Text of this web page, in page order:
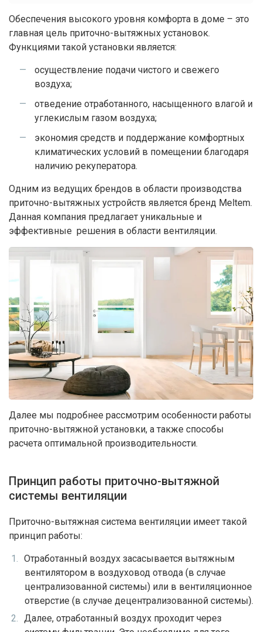
Обеспечения высокого уровня комфорта в доме – это
главная цель приточно-вытяжных установок.
Функциями такой установки является:
осуществление подачи чистого и свежего
воздуха;
отведение отработанного, насыщенного влагой и
углекислым газом воздуха;
экономия средств и поддержание комфортных
климатических условий в помещении благодаря
наличию рекуператора.
Одним из ведущих брендов в области производства
приточно-вытяжных устройств является бренд Meltem.
Данная компания предлагает уникальные и
эффективные решения в области вентиляции.
Далее мы подробнее рассмотрим особенности работы
приточно-вытяжной установки, а также способы
расчета оптимальной производительности.
Принцип работы приточно-вытяжной
системы вентиляции
Приточно-вытяжная система вентиляции имеет такой
принцип работы:
Отработанный воздух засасывается вытяжным
вентилятором в воздуховод отвода (в случае
централизованной системы) или в вентиляционное
отверстие (в случае децентрализованной системы).
Далее, отработанный воздух проходит через